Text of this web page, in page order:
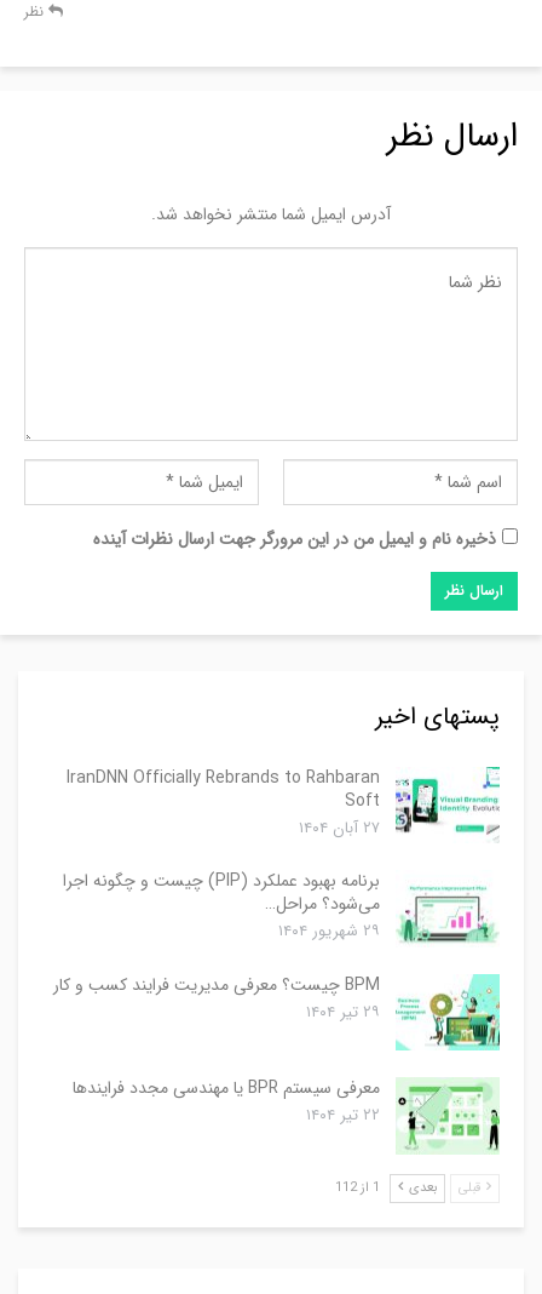
نظر
ارسال نظر
آدرس ایمیل شما منتشر نخواهد شد.
ذخیره نام و ایمیل من در این مرورگر جهت ارسال نظرات آینده
پستهای اخیر
IranDNN Officially Rebrands to Rahbaran
Soft
۲۷ آبان ۱۴۰۴
برنامه بهبود عملکرد (PIP) چیست و چگونه اجرا
می‌شود؟ مراحل…
۲۹ شهریور ۱۴۰۴
BPM چیست؟ معرفی مدیریت فرایند کسب و کار
۲۹ تیر ۱۴۰۴
معرفی سیستم BPR یا مهندسی مجدد فرایندها
۲۲ تیر ۱۴۰۴
قبلی بعدی 1 از 112